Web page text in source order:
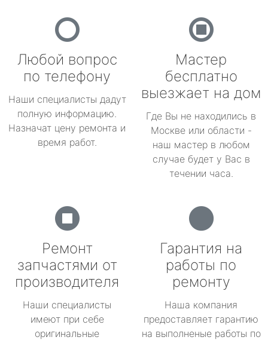
Любой вопрос
по телефону
Наши специалисты дадут
полную информацию.
Назначат цену ремонта и
время работ.
Мастер
бесплатно
выезжает на дом
Где Вы не находились в
Москве или области -
наш мастер в любом
случае будет у Вас в
течении часа.
Ремонт
запчастями от
производителя
Наши специалисты
имеют при себе
оригинальные
Гарантия на
работы по
ремонту
Наша компания
предоставляет гарантию
на выполненые работы по